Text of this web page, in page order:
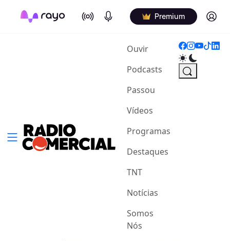
On Air Podcasts Premium Log in
Ouvir(current)
Podcasts
Passou
Vídeos
Programas
Destaques
TNT
Notícias
Somos
Nós